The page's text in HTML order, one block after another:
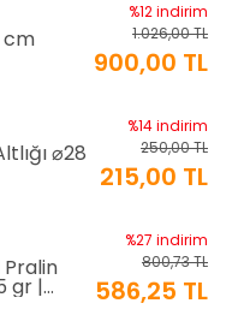
cm
%12 indirim
1.026,00 TL
900,00 TL
⌀28
%14 indirim
250,00 TL
215,00 TL
gr |
%27 indirim
800,73 TL
586,25 TL